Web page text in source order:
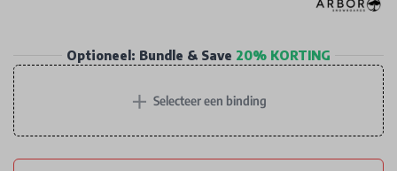
Optioneel: Bundle & Save 20% KORTING
+ Selecteer een binding